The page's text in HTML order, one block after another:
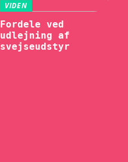
VIDEN
Fordele ved
udlejning af
svejseudstyr